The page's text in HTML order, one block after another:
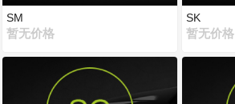
SM
暂无价格
SK
暂无价格